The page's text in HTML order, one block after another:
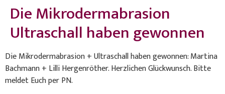
Die Mikrodermabrasion
Ultraschall haben gewonnen
Die Mikrodermabrasion + Ultraschall haben gewonnen: Martina
Bachmann + Lilli Hergenröther. Herzlichen Glückwunsch. Bitte
meldet Euch per PN.